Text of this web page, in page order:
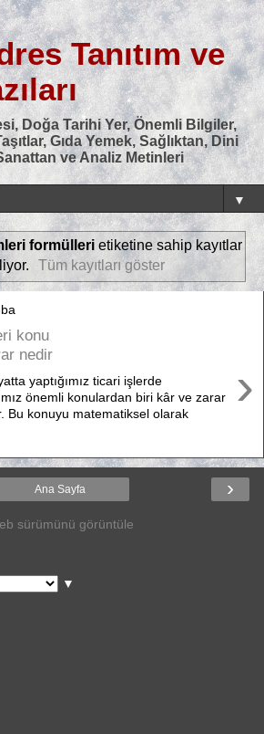
Tanıtım ve
Doğa Tarihi Yer, Önemli Bilgiler,
Gıda Yemek, Sağlıktan, Dini
ve Analiz Metinleri
▼
formülleri etiketine sahip kayıtlar
Tüm kayıtları göster
konu
nedir
›
yaptığımız ticari işlerde
önemli konulardan biri kâr ve zarar
Bu konuyu matematiksel olarak
›
Ana Sayfa
sürümünü görüntüle
▼